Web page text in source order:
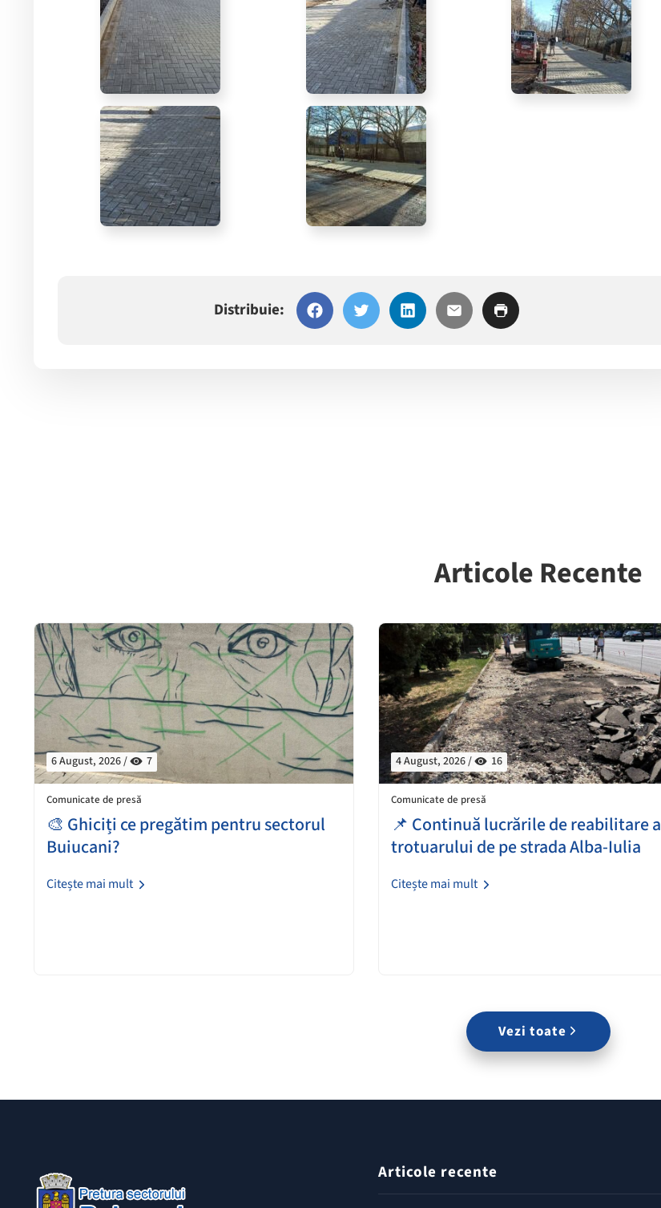
Distribuie:
Articole Recente
6 August, 2026 / 7
Comunicate de presă
🎨 Ghiciți ce pregătim pentru sectorul
Buiucani?
Citește mai mult
4 August, 2026 / 16
Comunicate de presă
📌 Continuă lucrările de reabilitare a
trotuarului de pe strada Alba-Iulia
Citește mai mult
Vezi toate
Articole recente